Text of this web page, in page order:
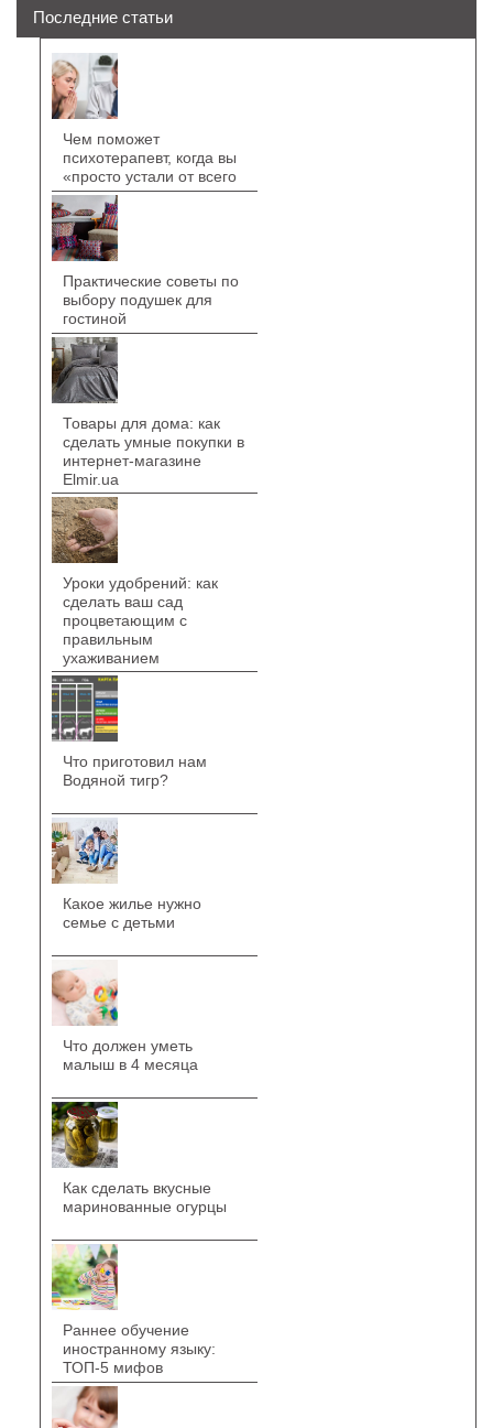
Последние статьи
Чем поможет
психотерапевт, когда вы
«просто устали от всего
Практические советы по
выбору подушек для
гостиной
Товары для дома: как
сделать умные покупки в
интернет-магазине
Elmir.ua
Уроки удобрений: как
сделать ваш сад
процветающим с
правильным
ухаживанием
Что приготовил нам
Водяной тигр?
Какое жилье нужно
семье с детьми
Что должен уметь
малыш в 4 месяца
Как сделать вкусные
маринованные огурцы
Раннее обучение
иностранному языку:
ТОП-5 мифов